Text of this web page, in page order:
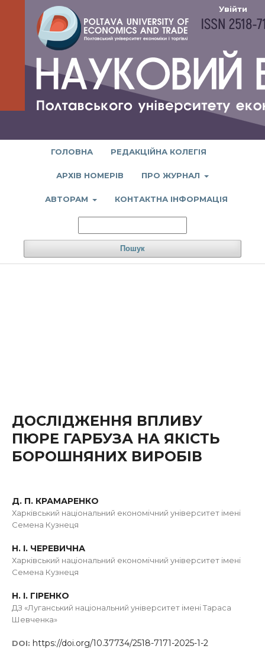
ГОЛОВНА РЕДАКЦІЙНА КОЛЕГІЯ
АРХІВ НОМЕРІВ ПРО ЖУРНАЛ
АВТОРАМ КОНТАКТНА ІНФОРМАЦІЯ
Пошук
Увійти
ДОСЛІДЖЕННЯ ВПЛИВУ
ПЮРЕ ГАРБУЗА НА ЯКІСТЬ
БОРОШНЯНИХ ВИРОБІВ
Д. П. КРАМАРЕНКО
Харківський національний економічний університет імені
Семена Кузнеця
Н. І. ЧЕРЕВИЧНА
Харківський національний економічний університет імені
Семена Кузнеця
Н. І. ГІРЕНКО
ДЗ «Луганський національний університет імені Тараса
Шевченка»
DOI: https://doi.org/10.37734/2518-7171-2025-1-2